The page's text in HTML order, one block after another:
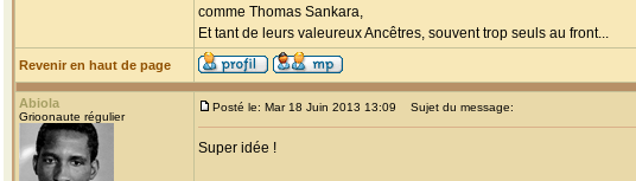
comme Thomas Sankara,
Et tant de leurs valeureux Ancêtres, souvent trop seuls au front...
Revenir en haut de page
Abiola
Grioonaute régulier
Posté le: Mar 18 Juin 2013 13:09 Sujet du message:
Super idée !